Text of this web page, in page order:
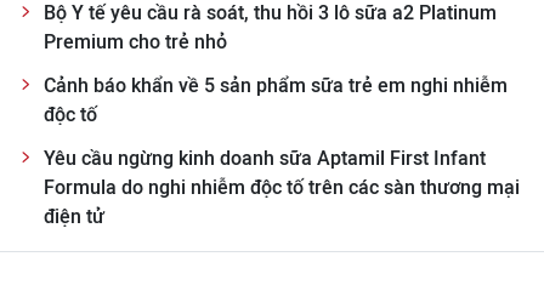
ESPAÑOL
한국어
Bộ Y tế yêu cầu rà soát, thu hồi 3 lô sữa a2 Platinum
Premium cho trẻ nhỏ
Cảnh báo khẩn về 5 sản phẩm sữa trẻ em nghi nhiễm
độc tố
Yêu cầu ngừng kinh doanh sữa Aptamil First Infant
Formula do nghi nhiễm độc tố trên các sàn thương mại
điện tử